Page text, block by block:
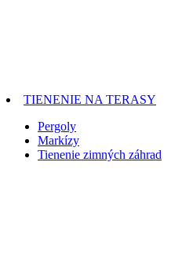
TIENENIE NA TERASY
Pergoly
Markízy
Tienenie zimných záhrad